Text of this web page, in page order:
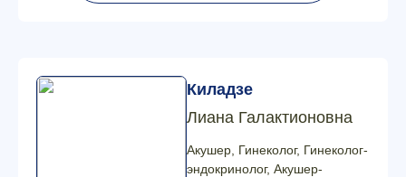
Киладзе
Лиана Галактионовна
Акушер, Гинеколог, Гинеколог-
эндокринолог, Акушер-